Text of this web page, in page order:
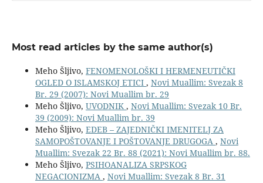
Most read articles by the same author(s)
Meho Šljivo, FENOMENOLOŠKI I HERMENEUTIČKI
OGLED O ISLAMSKOJ ETICI , Novi Muallim: Svezak 8
Br. 29 (2007): Novi Muallim br. 29
Meho Šljivo, UVODNIK , Novi Muallim: Svezak 10 Br.
39 (2009): Novi Muallim br. 39
Meho Šljivo, EDEB – ZAJEDNIČKI IMENITELJ ZA
SAMOPOŠTOVANJE I POŠTOVANJE DRUGOGA , Novi
Muallim: Svezak 22 Br. 88 (2021): Novi Muallim br. 88.
Meho Šljivo, PSIHOANALIZA SRPSKOG
NEGACIONIZMA , Novi Muallim: Svezak 8 Br. 31